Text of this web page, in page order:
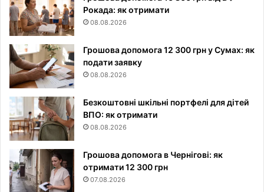
Рокада: як отримати
08.08.2026
Грошова допомога 12 300 грн у Сумах: як
подати заявку
08.08.2026
Безкоштовні шкільні портфелі для дітей
ВПО: як отримати
08.08.2026
Грошова допомога в Чернігові: як
отримати 12 300 грн
07.08.2026